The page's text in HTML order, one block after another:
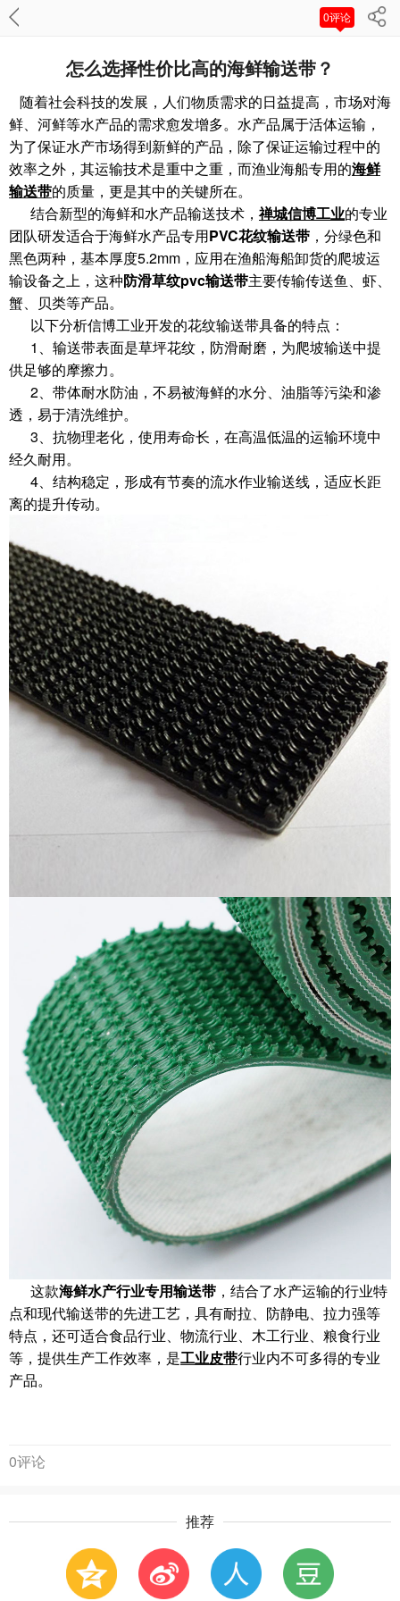
0评论
怎么选择性价比高的海鲜输送带？
随着社会科技的发展，人们物质需求的日益提高，市场对海
鲜、河鲜等水产品的需求愈发增多。水产品属于活体运输，
为了保证水产市场得到新鲜的产品，除了保证运输过程中的
效率之外，其运输技术是重中之重，而渔业海船专用的海鲜
输送带的质量，更是其中的关键所在。
结合新型的海鲜和水产品输送技术， 禅城信博工业的专业
团队研发适合于海鲜水产品专用PVC花纹输送带 ，分绿色和
黑色两种，基本厚度5.2mm，应用在渔船海船卸货的爬坡运
输设备之上，这种防滑草纹pvc输送带主要传输传送鱼、虾、
蟹、贝类等产品。
以下分析信博工业开发的花纹输送带具备的特点：
1、输送带表面是草坪花纹，防滑耐磨，为爬坡输送中提
供足够的摩擦力。
2、带体耐水防油，不易被海鲜的水分、油脂等污染和渗
透，易于清洗维护。
3、抗物理老化，使用寿命长，在高温低温的运输环境中
经久耐用。
4、结构稳定，形成有节奏的流水作业输送线，适应长距
离的提升传动。
这款海鲜水产行业专用输送带 ，结合了水产运输的行业特
点和现代输送带的先进工艺，具有耐拉、防静电、拉力强等
特点，还可适合食品行业、物流行业、木工行业、粮食行业
等，提供生产工作效率，是工业皮带行业内不可多得的专业
产品。
0评论
推荐